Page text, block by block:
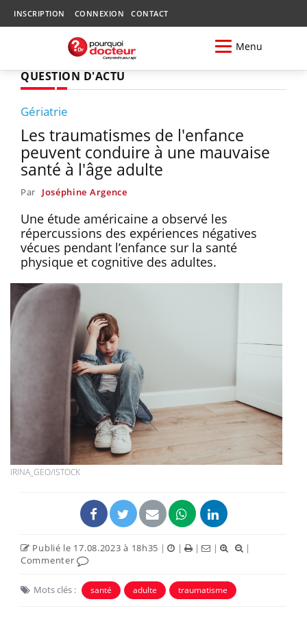
INSCRIPTION CONNEXION CONTACT
Menu
QUESTION D'ACTU
Gériatrie
Les traumatismes de l'enfance
peuvent conduire à une mauvaise
santé à l'âge adulte
Par Joséphine Argence
Une étude américaine a observé les
répercussions des expériences négatives
vécues pendant l’enfance sur la santé
physique et cognitive des adultes.
IRINA_GEO/ISTOCK
Publié le 17.08.2023 à 18h35 | | | |
|
Commenter
Mots clés : santé adulte traumatisme